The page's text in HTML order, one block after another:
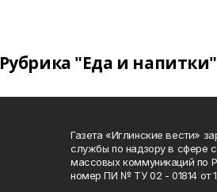
Рубрика "Еда и напитки"
Газета «Иглинские вести»
службы по надзору в сфере
массовых коммуникаций по
номер ПИ № ТУ 02 - 01814 от